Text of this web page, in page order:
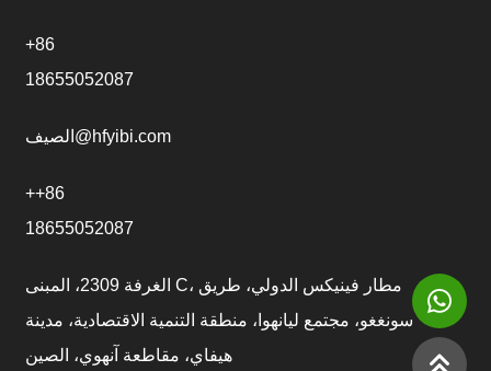
+86
18655052087
الصيف@hfyibi.com
++86
18655052087
الغرفة 2309، المبنى C، مطار فينيكس الدولي، طريق
سونغغو، مجتمع ليانهوا، منطقة التنمية الاقتصادية، مدينة
هيفاي، مقاطعة آنهوي، الصين